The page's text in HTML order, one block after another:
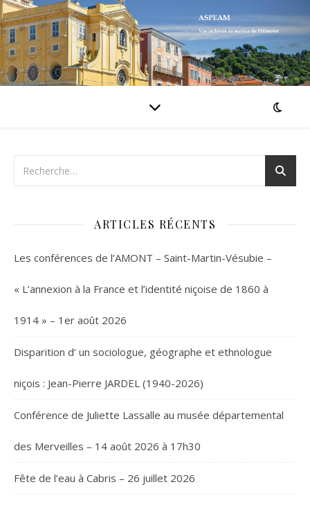
ARTICLES RÉCENTS
Les conférences de l’AMONT – Saint-Martin-Vésubie –
« L’annexion à la France et l’identité niçoise de 1860 à
1914 » – 1er août 2026
Disparition d’ un sociologue, géographe et ethnologue
niçois : Jean-Pierre JARDEL (1940-2026)
Conférence de Juliette Lassalle au musée départemental
des Merveilles – 14 août 2026 à 17h30
Fête de l’eau à Cabris – 26 juillet 2026